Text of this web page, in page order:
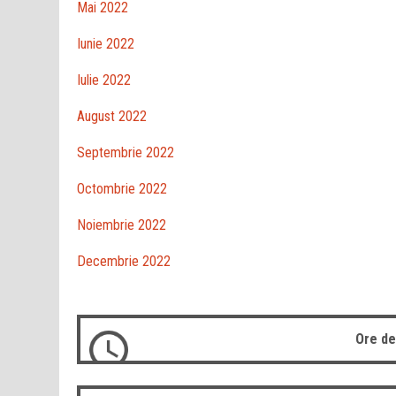
Mai 2022
Iunie 2022
Iulie 2022
August 2022
Septembrie 2022
Octombrie 2022
Noiembrie 2022
Decembrie 2022
Ore